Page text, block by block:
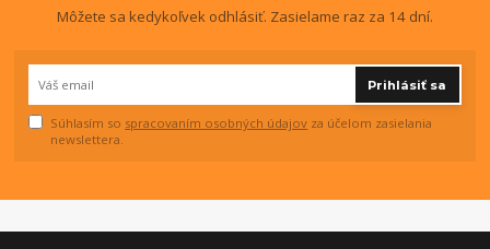
Môžete sa kedykoľvek odhlásiť. Zasielame raz za 14 dní.
Prihlásiť sa
Súhlasím so spracovaním osobných údajov za účelom zasielania
newslettera.